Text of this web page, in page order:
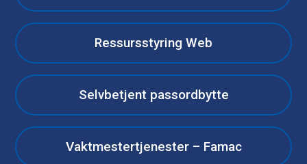
Ressursstyring Web
Selvbetjent passordbytte
Vaktmestertjenester – Famac